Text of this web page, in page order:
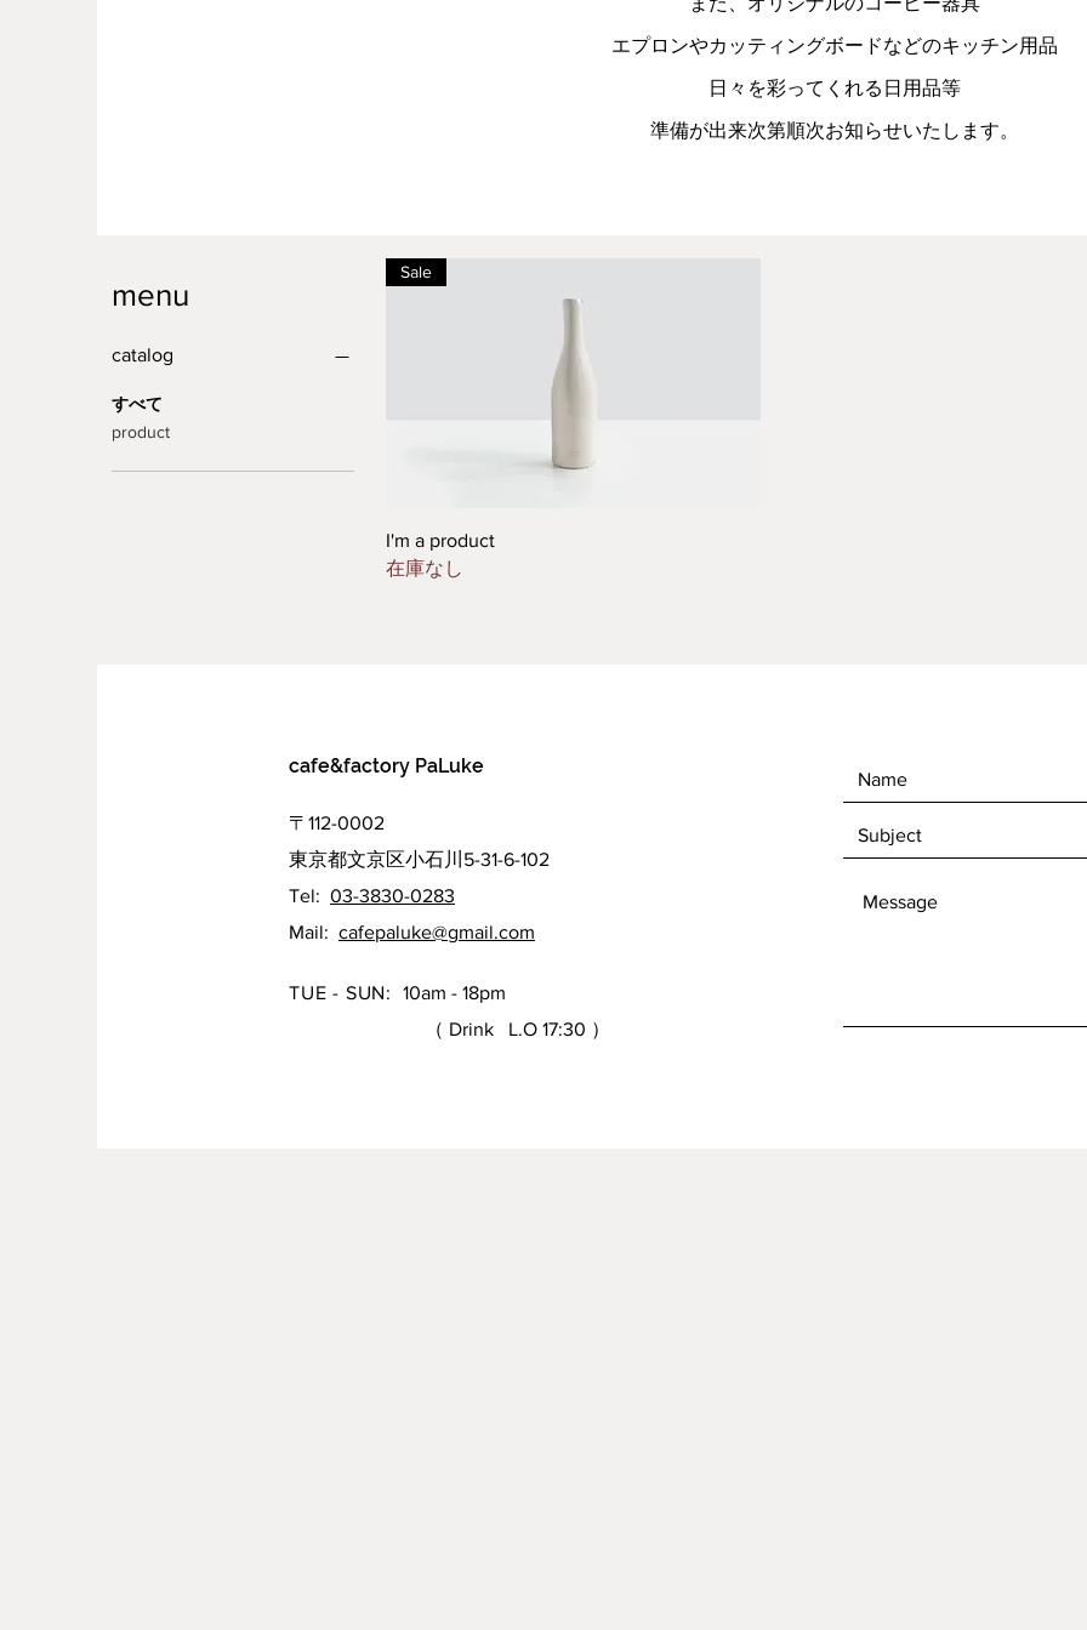
エプロンやカッティングボードなどのキッチン用品
日々を彩ってくれる日用品等
​準備が出来次第順次お知らせいたします。
menu
catalog
すべて
product
Sale
I'm a product
在庫なし
cafe&factory PaLuke
〒112-0002
東京都文京区小石川5-31-6-102
Tel: 03-3830-0283
Mail: cafepaluke@gmail.com
TUE - SUN:
10am - 18pm
（ Drink L.O 17:30 ）